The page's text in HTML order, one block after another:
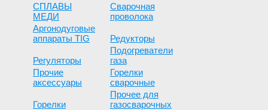
СПЛАВЫ
МЕДИ
Сварочная
проволока
Аргонодуговые
аппараты TIG
Редукторы
Регуляторы
Подогреватели
газа
Прочие
аксессуары
Горелки
сварочные
Горелки
Прочее для
газосварочных